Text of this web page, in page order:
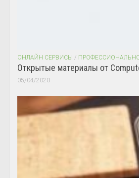
ОНЛАЙН СЕРВИСЫ /
Открытые материалы от
05/04/2020